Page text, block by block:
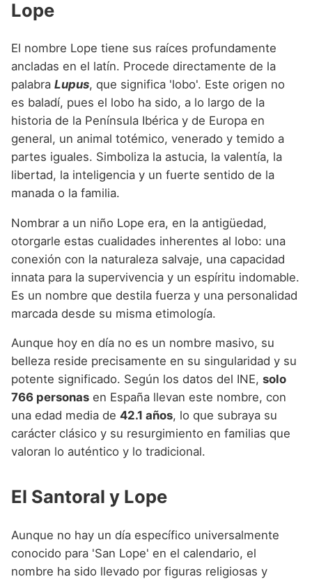
Nombres de niño que empiezan por R
Nombres de niño que empiezan por S
Nombres de niño que empiezan por T
Nombres de niño que empiezan por U
Nombres de niño que empiezan por V
Nombres de niño que empiezan por W
Nombres de niño que empiezan por X
Nombres de niño que empiezan por Y
Nombres de niño que empiezan por Z
Nombres de Niño Rusos
Nombres de Niño Suecos
Lope
El nombre Lope tiene sus raíces profundamente
ancladas en el latín. Procede directamente de la
palabra Lupus, que significa 'lobo'. Este origen no
es baladí, pues el lobo ha sido, a lo largo de la
historia de la Península Ibérica y de Europa en
general, un animal totémico, venerado y temido a
partes iguales. Simboliza la astucia, la valentía, la
libertad, la inteligencia y un fuerte sentido de la
manada o la familia.
Nombrar a un niño Lope era, en la antigüedad,
otorgarle estas cualidades inherentes al lobo: una
conexión con la naturaleza salvaje, una capacidad
innata para la supervivencia y un espíritu indomable.
Es un nombre que destila fuerza y una personalidad
marcada desde su misma etimología.
Aunque hoy en día no es un nombre masivo, su
belleza reside precisamente en su singularidad y su
potente significado. Según los datos del INE, solo
766 personas en España llevan este nombre, con
una edad media de 42.1 años, lo que subraya su
carácter clásico y su resurgimiento en familias que
valoran lo auténtico y lo tradicional.
El Santoral y Lope
Aunque no hay un día específico universalmente
conocido para 'San Lope' en el calendario, el
nombre ha sido llevado por figuras religiosas y